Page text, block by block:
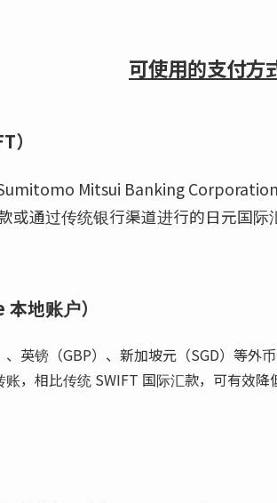
可使用的支付方
）
Mitsui Banking Corporation
或通过传统银行渠道进行的日元国际
地账户）
英镑（GBP）、新加坡元（SGD）等外
，相比传统 SWIFT 国际汇款，可有效降